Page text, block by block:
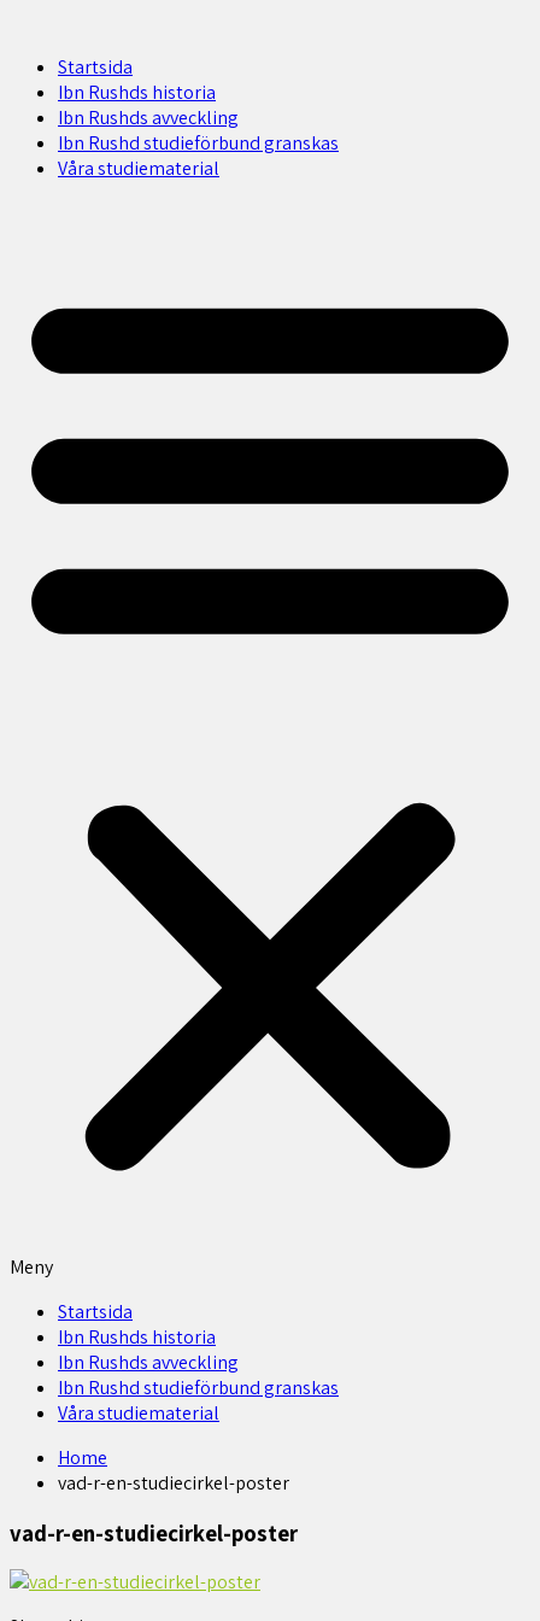
Startsida
Ibn Rushds historia
Ibn Rushds avveckling
Ibn Rushd studieförbund granskas​
Våra studiematerial
Meny
Startsida
Ibn Rushds historia
Ibn Rushds avveckling
Ibn Rushd studieförbund granskas​
Våra studiematerial
Home
vad-r-en-studiecirkel-poster
vad-r-en-studiecirkel-poster